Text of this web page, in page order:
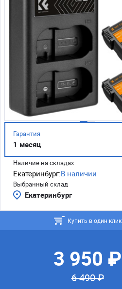
Гарантия
1 месяц
Наличие на складах
Екатеринбург:В наличии
Выбранный склад
Екатеринбург
Купить в один клик
3 950 ₽
6 490 ₽